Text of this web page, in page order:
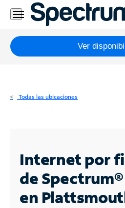
Residencial
Business
Paquetes
Internet
Business
Contáctanos
Ver
Todas las ubicaciones
Internet por
de Spectrum®
en